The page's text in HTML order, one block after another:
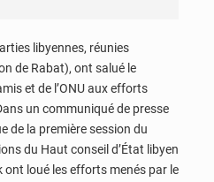
libyennes, réunies
de Rabat), ont salué le
et de l’ONU aux efforts
un communiqué de presse
de la première session du
du Haut conseil d’État libyen
ont loué les efforts menés par le